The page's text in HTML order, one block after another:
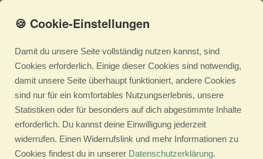
Der zellrebell Shop ist
dauerhaft geschlossen
Bei Fragen erreichst du uns unter
info@zellrebell.com
🍪 Cookie-Einstellungen
Damit du unsere Seite vollständig nutzen kannst, sind
Cookies erforderlich. Einige dieser Cookies sind notwendig,
damit unsere Seite überhaupt funktioniert, andere Cookies
sind nur für ein komfortables Nutzungserlebnis, unsere
Statistiken oder für besonders auf dich abgestimmte Inhalte
erforderlich. Du kannst deine Einwilligung jederzeit
widerrufen. Einen Widerrufslink und mehr Informationen zu
Cookies findest du in unserer Datenschutzerklärung.